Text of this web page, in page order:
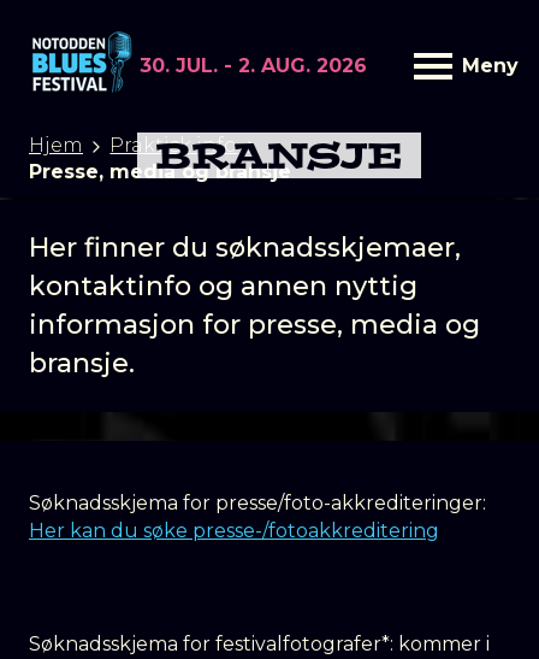
30. JUL. - 2. AUG. 2026 Meny
Hjem
Praktisk info
Presse, media og bransje
PRESSE, MEDIA OG
BRANSJE
Her finner du søknadsskjemaer,
kontaktinfo og annen nyttig
informasjon for presse, media og
bransje.
Søknadsskjema for presse/foto-akkrediteringer:
Her kan du søke presse-/fotoakkreditering
Søknadsskjema for festivalfotografer*: kommer i